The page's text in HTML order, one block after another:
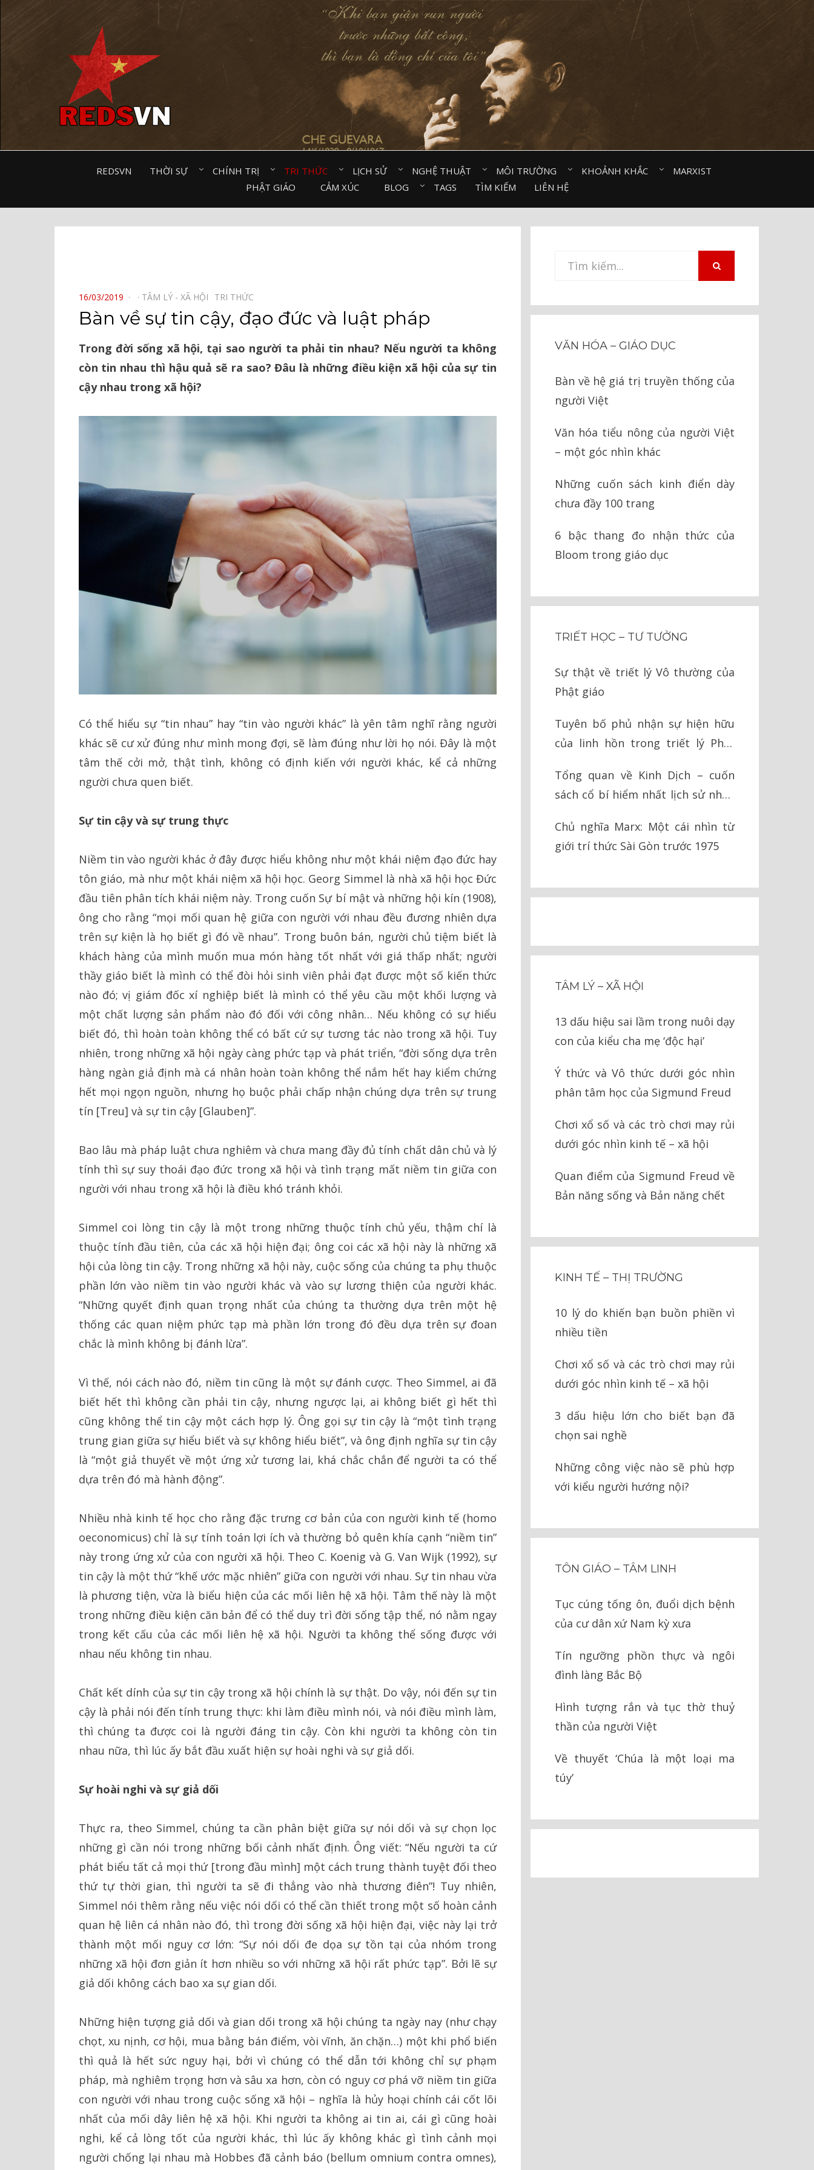
REDSVN THỜI SỰ⠀ CHÍNH TRỊ⠀ TRI THỨC⠀ LỊCH SỬ⠀ NGHỆ THUẬT⠀ MÔI TRƯỜNG⠀ KHOẢNH KHẮC⠀
MARXIST⠀
PHẬT GIÁO⠀
CẢM XÚC⠀ BLOG⠀ TAGS TÌM KIẾM LIÊN HỆ
POSTED
ON
16/03/2019 TÂM LÝ - XÃ HỘI⠀ TRI THỨC⠀
Bàn về sự tin cậy, đạo đức và luật pháp
Trong đời sống xã hội, tại sao người ta phải tin nhau? Nếu người ta không
còn tin nhau thì hậu quả sẽ ra sao? Đâu là những điều kiện xã hội của sự tin
cậy nhau trong xã hội?
Có thể hiểu sự “tin nhau” hay “tin vào người khác” là yên tâm nghĩ rằng người
khác sẽ cư xử đúng như mình mong đợi, sẽ làm đúng như lời họ nói. Đây là một
tâm thế cởi mở, thật tình, không có định kiến với người khác, kể cả những
người chưa quen biết.
Sự tin cậy và sự trung thực
Niềm tin vào người khác ở đây được hiểu không như một khái niệm đạo đức hay
tôn giáo, mà như một khái niệm xã hội học. Georg Simmel là nhà xã hội học Đức
đầu tiên phân tích khái niệm này. Trong cuốn Sự bí mật và những hội kín (1908),
ông cho rằng “mọi mối quan hệ giữa con người với nhau đều đương nhiên dựa
trên sự kiện là họ biết gì đó về nhau”. Trong buôn bán, người chủ tiệm biết là
khách hàng của mình muốn mua món hàng tốt nhất với giá thấp nhất; người
thầy giáo biết là mình có thể đòi hỏi sinh viên phải đạt được một số kiến thức
nào đó; vị giám đốc xí nghiệp biết là mình có thể yêu cầu một khối lượng và
một chất lượng sản phẩm nào đó đối với công nhân… Nếu không có sự hiểu
biết đó, thì hoàn toàn không thể có bất cứ sự tương tác nào trong xã hội. Tuy
nhiên, trong những xã hội ngày càng phức tạp và phát triển, “đời sống dựa trên
hàng ngàn giả định mà cá nhân hoàn toàn không thể nắm hết hay kiểm chứng
hết mọi ngọn nguồn, nhưng họ buộc phải chấp nhận chúng dựa trên sự trung
tín [Treu] và sự tin cậy [Glauben]”.
Bao lâu mà pháp luật chưa nghiêm và chưa mang đầy đủ tính chất dân chủ và lý
tính thì sự suy thoái đạo đức trong xã hội và tình trạng mất niềm tin giữa con
người với nhau trong xã hội là điều khó tránh khỏi.
Simmel coi lòng tin cậy là một trong những thuộc tính chủ yếu, thậm chí là
thuộc tính đầu tiên, của các xã hội hiện đại; ông coi các xã hội này là những xã
hội của lòng tin cậy. Trong những xã hội này, cuộc sống của chúng ta phụ thuộc
phần lớn vào niềm tin vào người khác và vào sự lương thiện của người khác.
“Những quyết định quan trọng nhất của chúng ta thường dựa trên một hệ
thống các quan niệm phức tạp mà phần lớn trong đó đều dựa trên sự đoan
chắc là mình không bị đánh lừa”.
Vì thế, nói cách nào đó, niềm tin cũng là một sự đánh cược. Theo Simmel, ai đã
biết hết thì không cần phải tin cậy, nhưng ngược lại, ai không biết gì hết thì
cũng không thể tin cậy một cách hợp lý. Ông gọi sự tin cậy là “một tình trạng
trung gian giữa sự hiểu biết và sự không hiểu biết”, và ông định nghĩa sự tin cậy
là “một giả thuyết về một ứng xử tương lai, khá chắc chắn để người ta có thể
dựa trên đó mà hành động”.
Nhiều nhà kinh tế học cho rằng đặc trưng cơ bản của con người kinh tế (homo
oeconomicus) chỉ là sự tính toán lợi ích và thường bỏ quên khía cạnh “niềm tin”
này trong ứng xử của con người xã hội. Theo C. Koenig và G. Van Wijk (1992), sự
tin cậy là một thứ “khế ước mặc nhiên” giữa con người với nhau. Sự tin nhau vừa
là phương tiện, vừa là biểu hiện của các mối liên hệ xã hội. Tâm thế này là một
trong những điều kiện căn bản để có thể duy trì đời sống tập thể, nó nằm ngay
trong kết cấu của các mối liên hệ xã hội. Người ta không thể sống được với
nhau nếu không tin nhau.
Chất kết dính của sự tin cậy trong xã hội chính là sự thật. Do vậy, nói đến sự tin
cậy là phải nói đến tính trung thực: khi làm điều mình nói, và nói điều mình làm,
thì chúng ta được coi là người đáng tin cậy. Còn khi người ta không còn tin
nhau nữa, thì lúc ấy bắt đầu xuất hiện sự hoài nghi và sự giả dối.
Sự hoài nghi và sự giả dối
Thực ra, theo Simmel, chúng ta cần phân biệt giữa sự nói dối và sự chọn lọc
những gì cần nói trong những bối cảnh nhất định. Ông viết: “Nếu người ta cứ
phát biểu tất cả mọi thứ [trong đầu mình] một cách trung thành tuyệt đối theo
thứ tự thời gian, thì người ta sẽ đi thẳng vào nhà thương điên”! Tuy nhiên,
Simmel nói thêm rằng nếu việc nói dối có thể cần thiết trong một số hoàn cảnh
quan hệ liên cá nhân nào đó, thì trong đời sống xã hội hiện đại, việc này lại trở
thành một mối nguy cơ lớn: “Sự nói dối đe dọa sự tồn tại của nhóm trong
những xã hội đơn giản ít hơn nhiều so với những xã hội rất phức tạp”. Bởi lẽ sự
giả dối không cách bao xa sự gian dối.
Những hiện tượng giả dối và gian dối trong xã hội chúng ta ngày nay (như chạy
chọt, xu nịnh, cơ hội, mua bằng bán điểm, vòi vĩnh, ăn chặn…) một khi phổ biến
thì quả là hết sức nguy hại, bởi vì chúng có thể dẫn tới không chỉ sự phạm
pháp, mà nghiêm trọng hơn và sâu xa hơn, còn có nguy cơ phá vỡ niềm tin giữa
con người với nhau trong cuộc sống xã hội – nghĩa là hủy hoại chính cái cốt lõi
nhất của mối dây liên hệ xã hội. Khi người ta không ai tin ai, cái gì cũng hoài
nghi, kể cả lòng tốt của người khác, thì lúc ấy không khác gì tình cảnh mọi
người chống lại nhau mà Hobbes đã cảnh báo (bellum omnium contra omnes),
Tìm
VĂN HÓA – GIÁO DỤC
Bàn về hệ giá trị truyền thống của
người Việt
Văn hóa tiểu nông của người Việt
– một góc nhìn khác
Những cuốn sách kinh điển dày
chưa đầy 100 trang
6 bậc thang đo nhận thức của
Bloom trong giáo dục
TRIẾT HỌC – TƯ TƯỞNG
Sự thật về triết lý Vô thường của
Phật giáo
Tuyên bố phủ nhận sự hiện hữu
của linh hồn trong triết lý Phật
Tổng quan về Kinh Dịch – cuốn
sách cổ bí hiểm nhất lịch sử nhân
Chủ nghĩa Marx: Một cái nhìn từ
giới trí thức Sài Gòn trước 1975
TÂM LÝ – XÃ HỘI
13 dấu hiệu sai lầm trong nuôi dạy
con của kiểu cha mẹ ‘độc hại’
Ý thức và Vô thức dưới góc nhìn
phân tâm học của Sigmund Freud
Chơi xổ số và các trò chơi may rủi
dưới góc nhìn kinh tế – xã hội
Quan điểm của Sigmund Freud về
Bản năng sống và Bản năng chết
KINH TẾ – THỊ TRƯỜNG
10 lý do khiến bạn buồn phiền vì
nhiều tiền
Chơi xổ số và các trò chơi may rủi
dưới góc nhìn kinh tế – xã hội
3 dấu hiệu lớn cho biết bạn đã
chọn sai nghề
Những công việc nào sẽ phù hợp
với kiểu người hướng nội?
TÔN GIÁO – TÂM LINH
Tục cúng tống ôn, đuổi dịch bệnh
của cư dân xứ Nam kỳ xưa
Tín ngưỡng phồn thực và ngôi
đình làng Bắc Bộ
Hình tượng rắn và tục thờ thuỷ
thần của người Việt
Về thuyết ‘Chúa là một loại ma
túy’